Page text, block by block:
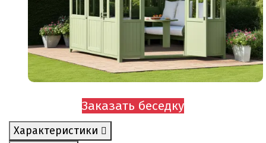
Заказать беседку
Характеристики